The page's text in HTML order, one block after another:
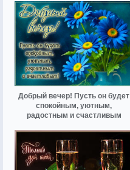
Добрый вечер! Пусть он будет
спокойным, уютным,
радостным и счастливым